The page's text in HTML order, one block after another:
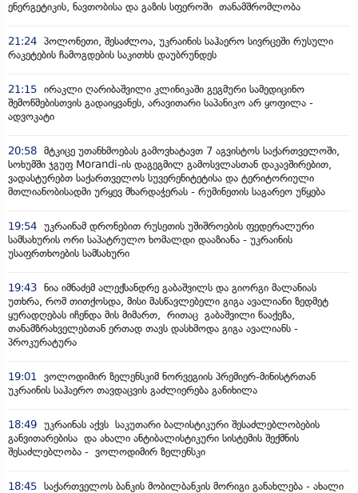
ენერგეტიკის, ნავთობისა და გაზის სფეროში თანამშრომლობა
21:24 პოლონეთი, შესაძლოა, უკრაინის საჰაერო სივრცეში რუსული
რაკეტების ჩამოგდების საკითხს დაუბრუნდეს
21:15 ირაკლი ღარიბაშვილი კლინიკაში გეგმური სამედიცინო
შემოწმებისთვის გადაიყვანეს, არავითარი საპანიკო არ ყოფილა -
ადვოკატი
20:58 მტკიცე უთანხმოებას გამოვხატავთ 7 აგვისტოს საქართველოში,
სოხუმში ჯგუფ Morandi-ის დაგეგმილ გამოსვლასთან დაკავშირებით,
ვადასტურებთ საქართველოს სუვერენიტეტისა და ტერიტორიული
მთლიანობისადმი ურყევ მხარდაჭერას - რუმინეთის საგარეო უწყება
19:54 უკრაინამ დრონებით რუსეთის უშიშროების ფედერალური
სამსახურის ორი საპატრულო ხომალდი დააზიანა - უკრაინის
უსაფრთხოების სამსახური
19:43 ნია იმნაძემ ალექსანდრე გაბაშვილს და გიორგი მალანიას
უთხრა, რომ თითქოსდა, მისი მასწავლებელი გიგა ავალიანი ზედმეტ
ყურადღებას იჩენდა მის მიმართ, რითაც გაბაშვილი წააქეზა,
თანამზრახველებთან ერთად თავს დასხმოდა გიგა ავალიანს -
პროკურატურა
19:01 ვოლოდიმირ ზელენსკიმ ნორვეგიის პრემიერ-მინისტრთან
უკრაინის საჰაერო თავდაცვის გაძლიერება განიხილა
18:49 უკრაინას აქვს საკუთარი ბალისტიკური შესაძლებლობების
განვითარებისა და ახალი ანტიბალისტიკური სისტემის შექმნის
შესაძლებლობა - ვოლოდიმირ ზელენსკი
18:45 საქართველოს ბანკის მობილბანკის მორიგი განახლება - ახალი